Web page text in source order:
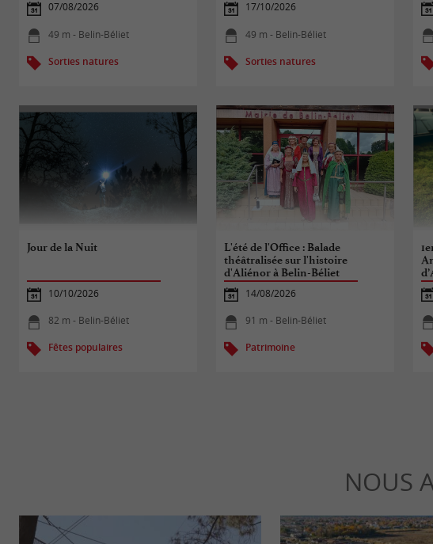
07/08/2026
49 m - Belin-Béliet
Sorties natures
17/10/2026
49 m - Belin-Béliet
Sorties natures
Jour de la Nuit
10/10/2026
82 m - Belin-Béliet
Fêtes populaires
L'été de l'Office : Balade
théâtralisée sur l'histoire
d'Aliénor à Belin-Béliet
14/08/2026
91 m - Belin-Béliet
Patrimoine
NOUS